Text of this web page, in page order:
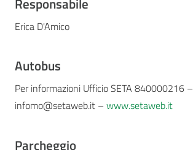
Erica D'Amico
Autobus
Per informazioni Ufficio SETA 840000216 –
infomo@setaweb.it – www.setaweb.it
Parcheggio